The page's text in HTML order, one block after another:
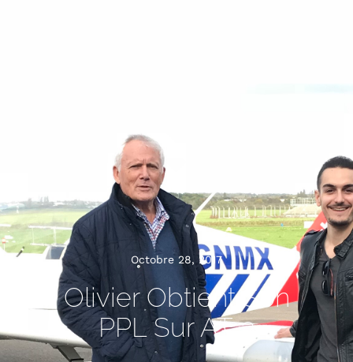
Octobre 28, 2017
Olivier Obtient Son
PPL Sur AT-3